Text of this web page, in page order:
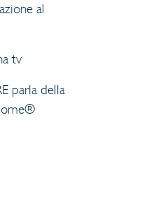
al
tv
parla della